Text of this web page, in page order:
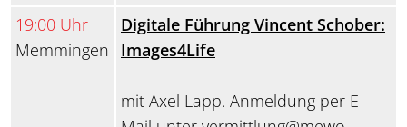
19:00 Uhr
Memmingen
Digitale Führung Vincent Schober:
Images4Life
mit Axel Lapp. Anmeldung per E-